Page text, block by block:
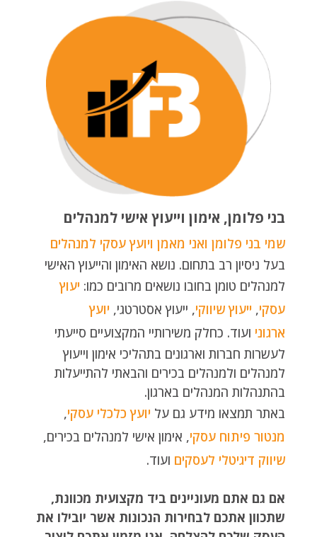
בני פלומן, אימון וייעוץ אישי למנהלים
שמי בני פלומן ואני מאמן ויועץ עסקי למנהלים
בעל ניסיון רב בתחום. נושא האימון והייעוץ האישי
למנהלים טומן בחובו נושאים מרובים כמו: יעוץ
עסקי, ייעוץ שיווקי, ייעוץ אסטרטגי, יועץ
ארגוני ועוד. כחלק משירותיי המקצועיים סייעתי
לעשרות חברות וארגונים בתהליכי אימון וייעוץ
למנהלים ולמנהלים בכירים והבאתי להתייעלות
בהתנהלות המנהלים בארגון.
באתר תמצאו מידע גם על יועץ כלכלי עסקי,
מנטור פיתוח עסקי, אימון אישי למנהלים בכירים,
שיווק דיגיטלי לעסקים ועוד.
אם גם אתם מעוניינים ביד מקצועית מכוונת,
שתכוון אתכם לבחירות הנכונות אשר יובילו את